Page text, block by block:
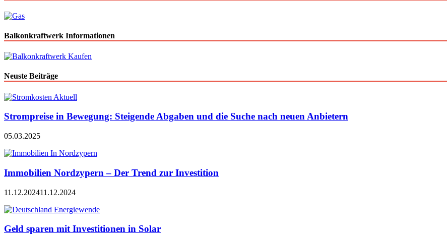
Balkonkraftwerk Informationen
Neuste Beiträge
Strompreise in Bewegung: Steigende Abgaben und die Suche nach neuen Anbietern
05.03.2025
Immobilien Nordzypern – Der Trend zur Investition
11.12.202411.12.2024
Geld sparen mit Investitionen in Solar